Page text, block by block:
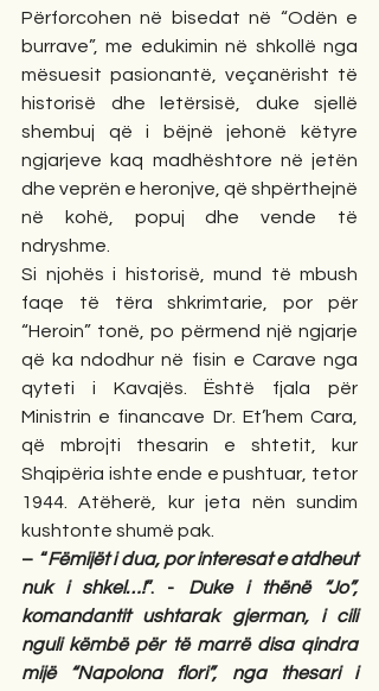
Përforcohen në bisedat në “Odën e
burrave”, me edukimin në shkollë nga
mësuesit pasionantë, veçanërisht të
historisë dhe letërsisë, duke sjellë
shembuj që i bëjnë jehonë këtyre
ngjarjeve kaq madhështore në jetën
dhe veprën e heronjve, që shpërthejnë
në kohë, popuj dhe vende të
ndryshme.
Si njohës i historisë, mund të mbush
faqe të tëra shkrimtarie, por për
“Heroin” tonë, po përmend një ngjarje
që ka ndodhur në fisin e Carave nga
qyteti i Kavajës. Është fjala për
Ministrin e financave Dr. Et’hem Cara,
që mbrojti thesarin e shtetit, kur
Shqipëria ishte ende e pushtuar, tetor
1944. Atëherë, kur jeta nën sundim
kushtonte shumë pak.
–  “Fëmijët i dua, por interesat e atdheut
nuk i shkel…!”. - Duke i thënë “Jo”,
komandantit ushtarak gjerman, i cili
nguli këmbë për të marrë disa qindra
mijë “Napolona flori”, nga thesari i